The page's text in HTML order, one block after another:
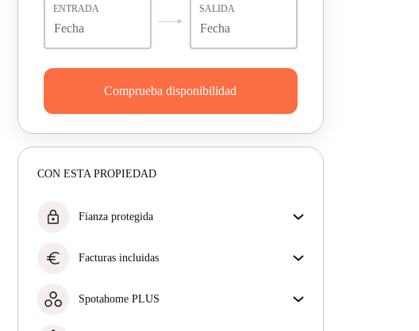
ENTRADA SALIDA
Comprueba disponibilidad
CON ESTA PROPIEDAD
lock Fianza protegida
no te devuelve la fianza, nosotros te la
euro Facturas incluidas
facturas incluidas, que cubren alquiler y servicios
Spotahome PLUS